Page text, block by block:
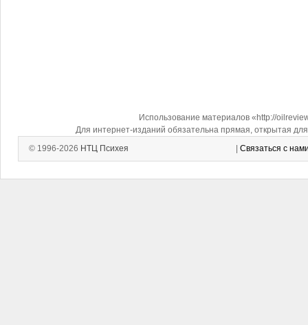
Использование материалов «http://
Для интернет-изданий обязательна прямая, открытая
© 1996-2026 НТЦ Психея Связаться с